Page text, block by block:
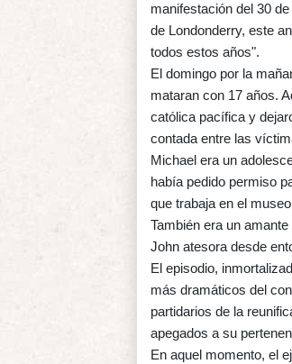
manifestación del 30
de Londonderry, este
todos estos años".
El domingo por la
mataran con 17 años.
católica pacífica y
contada entre las
Michael era un
había pedido permiso
que trabaja en el
También era un
John atesora desde
El episodio,
más dramáticos del
partidarios de la
apegados a su
En aquel momento, el